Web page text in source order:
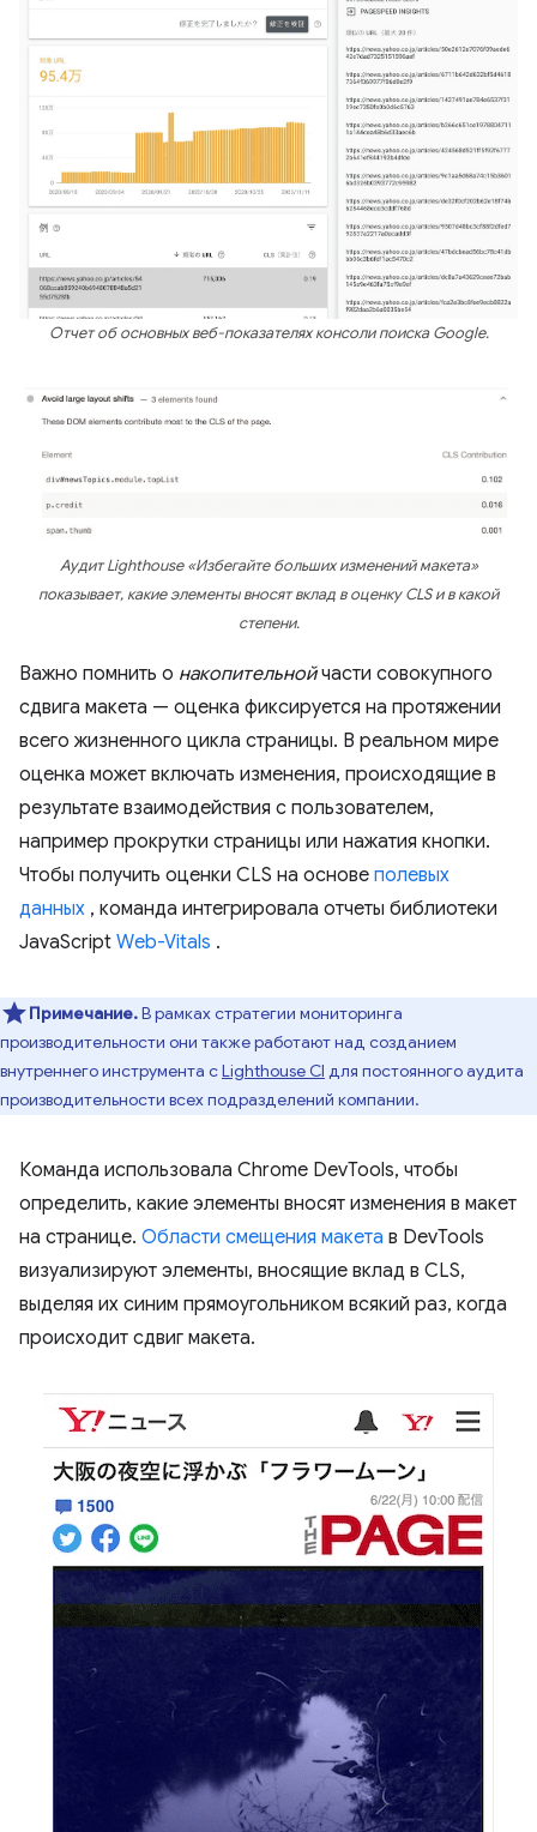
Отчет об основных веб-показателях консоли поиска Google.
Аудит Lighthouse «Избегайте больших изменений макета»
показывает, какие элементы вносят вклад в оценку CLS и в какой
степени.
Важно помнить о накопительнойчасти совокупного
сдвига макета — оценка фиксируется на протяжении
всего жизненного цикла страницы. В реальном мире
оценка может включать изменения, происходящие в
результате взаимодействия с пользователем,
например прокрутки страницы или нажатия кнопки.
Чтобы получить оценки CLS на основе полевых
данных , команда интегрировала отчеты библиотеки
JavaScript Web-Vitals .
Примечание.В рамках стратегии мониторинга
производительности они также работают над созданием
внутреннего инструмента сLighthouse CI для постоянного аудита
производительности всех подразделений компании.
Команда использовала Chrome DevTools, чтобы
определить, какие элементы вносят изменения в макет
на странице. Области смещения макета в DevTools
визуализируют элементы, вносящие вклад в CLS,
выделяя их синим прямоугольником всякий раз, когда
происходит сдвиг макета.